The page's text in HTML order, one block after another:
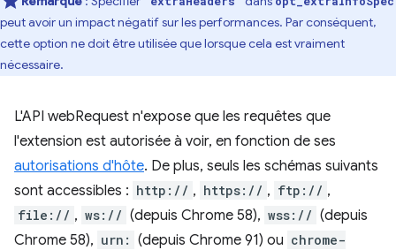
peut avoir un impact négatif sur les performances. Par conséquent,
cette option ne doit être utilisée que lorsque cela est vraiment
nécessaire.
L'API webRequest n'expose que les requêtes que
l'extension est autorisée à voir, en fonction de ses
autorisations d'hôte. De plus, seuls les schémas suivants
sont accessibles : http:// , https:// , ftp:// ,
file:// , ws:// (depuis Chrome 58), wss:// (depuis
Chrome 58), urn: (depuis Chrome 91) ou chrome-